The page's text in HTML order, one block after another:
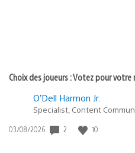
Choix des joueurs : Votez pour
O’Dell Harmon Jr.
Specialist, Content
Date
03/08/2026 2 10